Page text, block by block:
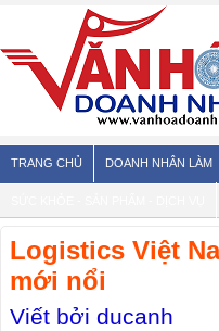
TRANG CHỦ DOANH NHÂN LÀM
Logistics Việt
mới nổi
Viết bởi ducanh